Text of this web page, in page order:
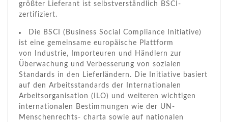
größter Lieferant ist selbstverständlich BSCI-
zertifiziert.
Die BSCI (Business Social Compliance Initiative)
ist eine gemeinsame europäische Plattform
von Industrie, Importeuren und Händlern zur
Überwachung und Verbesserung von sozialen
Standards in den Lieferländern. Die Initiative basiert
auf den Arbeitsstandards der Internationalen
Arbeitsorganisation (ILO) und weiteren wichtigen
internationalen Bestimmungen wie der UN-
Menschenrechts- charta sowie auf nationalen